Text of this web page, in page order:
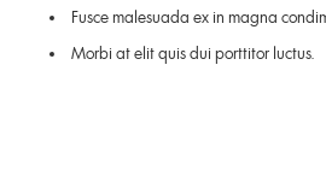
Fusce malesuada ex in magna
Morbi at elit quis dui porttitor luctus.